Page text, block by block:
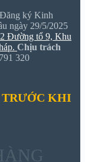
ký Kinh
ngày 29/5/2025
Đường tổ 9, Khu
Chịu trách
320
KHI